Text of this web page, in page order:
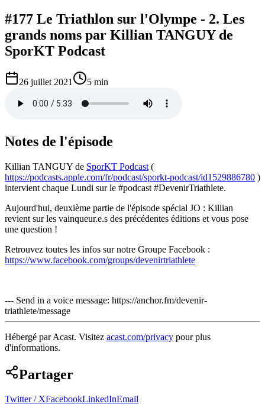
#177 Le Triathlon sur l'Olympe - 2. Les
grands noms par Killian TANGUY de
SporKT Podcast
26 juillet 2021 5 min
Notes de l'épisode
Killian TANGUY de SporKT Podcast (
https://podcasts.apple.com/fr/podcast/sporkt-podcast/id1529886780 )
intervient chaque Lundi sur le #podcast #DevenirTriathlete.
Aujourd'hui, deuxième partie de l'épisode spécial JO : Killian
revient sur les vainqueur.e.s des précédentes éditions et vous pose
une question !
Retrouvez toutes les infos sur notre Groupe Facebook :
https://www.facebook.com/groups/devenirtriathlete
--- Send in a voice message: https://anchor.fm/devenir-
triathlete/message
Hébergé par Acast. Visitez acast.com/privacy pour plus
d'informations.
Partager
Twitter / XFacebookLinkedInEmail